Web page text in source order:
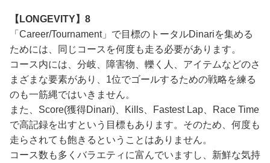
【LONGEVITY】8
「Career/Tournament」で目標のトータルDinariを集める
ためには、同じコースを何度も走る必要があります。
コース内には、分岐、障害物、轢く人、アイテムなどのさ
まざまな要素があり、1位でゴールするための戦略を練る
のも一筋縄ではいきません。
また、Score(獲得Dinari)、Kills、Fastest Lap、Race Time
で高記録を出すという目標もあります。そのため、何度も
走らされても飽きるということはありません。
コース数も多くバラエティに富んでいますし、新鮮な気持